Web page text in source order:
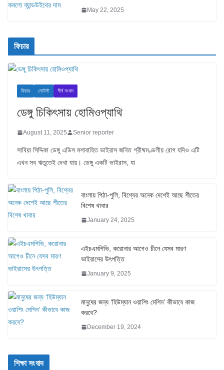
May 22, 2025
ফিচার
ফিচার লেটেস্ট শীর্ষ সংবাদ
ডেঙ্গু চিকিৎসায় হোমিওপ্যাথি
August 11, 2025 Senior reporter
সাবিয়া সিদ্দিকা ডেঙ্গু এডিস মশাবাহিত ভাইরাস জনিত গ্রীষ্মমণ্ডলীয় রোগ যদিও এটি
এখন সব ঋতুতেই দেখা যায়। ডেঙ্গু একটি ভাইরাস, যা
বাংলায় পিঠা-পুলি, বিশ্বের অনেক দেশেই আছে শীতের
বিশেষ খাবার
January 24, 2025
এইচএমপিভি, করোনার আগেও চীনে যেসব মারণ
ভাইরাসের উৎপত্তি
January 9, 2025
মানুষের জন্য ‘হিউম্যান ওয়াশিং মেশিন’ কীভাবে কাজ
করবে?
December 19, 2024
শিক্ষা সংবাদ